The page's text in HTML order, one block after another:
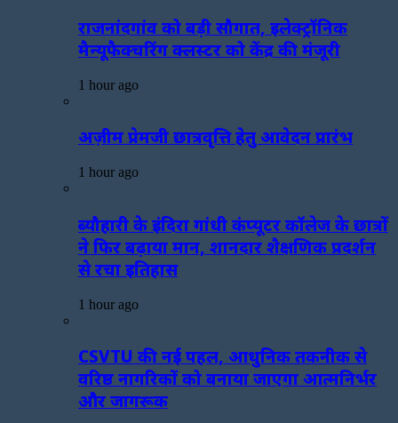
राजनांदगांव को बड़ी सौगात, इलेक्ट्रॉनिक
मैन्यूफैक्चरिंग क्लस्टर को केंद्र की मंजूरी
1 hour ago
अज़ीम प्रेमजी छात्रवृत्ति हेतु आवेदन प्रारंभ
1 hour ago
ब्यौहारी के इंदिरा गांधी कंप्यूटर कॉलेज के छात्रों
ने फिर बढ़ाया मान, शानदार शैक्षणिक प्रदर्शन
से रचा इतिहास
1 hour ago
CSVTU की नई पहल, आधुनिक तकनीक से
वरिष्ठ नागरिकों को बनाया जाएगा आत्मनिर्भर
और जागरूक